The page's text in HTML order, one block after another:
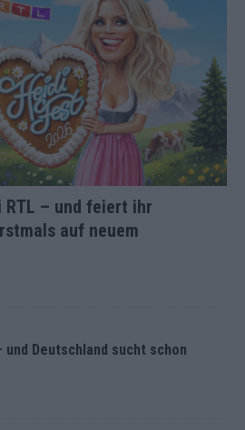
– und feiert ihr
auf neuem
und Deutschland sucht schon